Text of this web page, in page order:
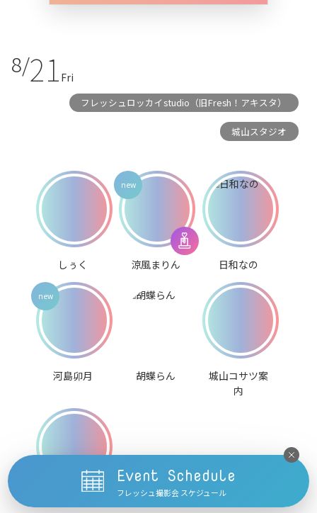
8/21 Fri
フレッシュロッカイstudio（旧Fresh！アキスタ）
城山スタジオ
しぅく 涼風まりん 日和なの
河島卯月 胡蝶らん
城山コサツ案
内
琴里ここ
Event Schedule
フレッシュ撮影会 スケジュール